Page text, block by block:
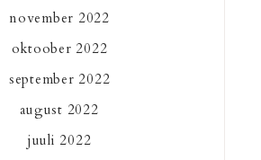
november 2022
oktoober 2022
september 2022
august 2022
juuli 2022